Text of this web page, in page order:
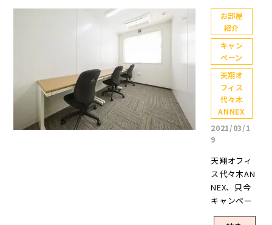
に入りまし
ょう。(気持
ち切り替え
て～今はブ
ログに集中
よ～)今回は
久しぶりに
こちらをお
届けしま
す！(じゃ～
ん) 夏に間に
オフィス、
大人気の2人
部屋をpick
Up！🌻 天翔
オフィスは1
フィスは
代々木オフ
ィスの隣に
ございま
す。 ①まず
は、JR代々
木駅西口改
札を出ま
す。 ②改札
口そばの
交差点】を
矢印の方向
に渡り、左
に曲がりま
す。 ③左へ
お部屋
紹介
キャン
ペーン
天翔オ
フィス
代々木
ANNEX
2021/03/1
9
天翔オフィ
ス代々木AN
NEX、只今
キャンペー
ン実施中で